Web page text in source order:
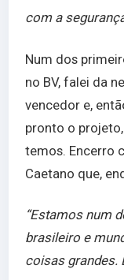
com a
Num dos
no BV, falei da
vencedor e,
pronto o
temos. Encerro
Caetano que,
“Estamos num
brasileiro e
coisas grandes.